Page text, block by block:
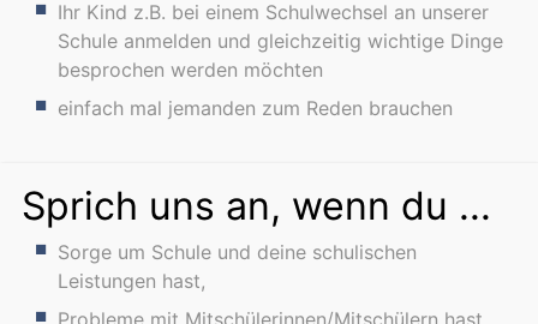
Ihr Kind z.B. bei einem Schulwechsel an unserer
Schule anmelden und gleichzeitig wichtige Dinge
besprochen werden möchten
einfach mal jemanden zum Reden brauchen
Sprich uns an, wenn du ...
Sorge um Schule und deine schulischen
Leistungen hast,